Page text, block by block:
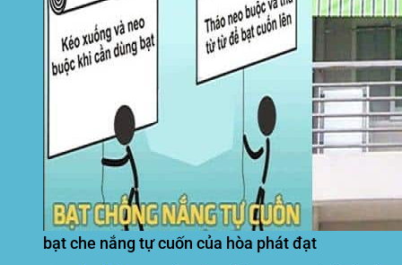
bạt che nắng tự cuốn của hòa phát đạt